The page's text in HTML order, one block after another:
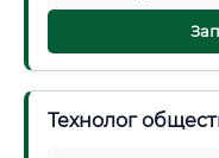
Технолог